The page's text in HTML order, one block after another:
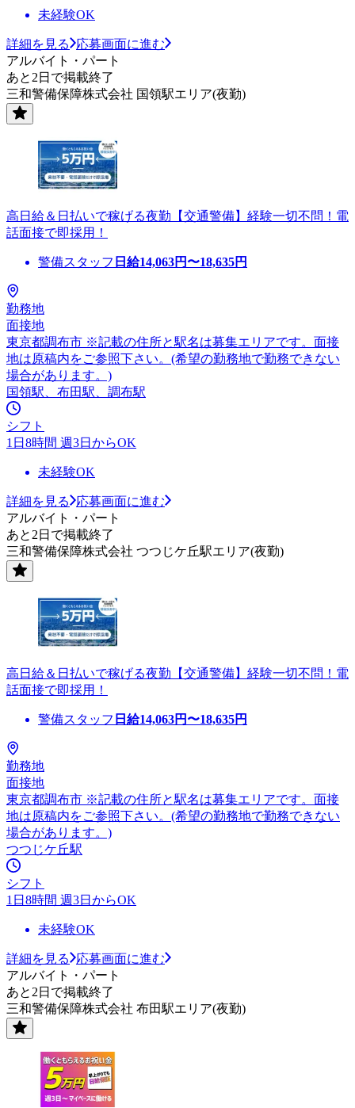
未経験OK
詳細を見る
応募画面に進む
アルバイト・パート
あと2日で掲載終了
三和警備保障株式会社 国領駅エリア(夜勤)
高日給＆日払いで稼げる夜勤【交通警備】経験一切不問！電
話面接で即採用！
警備スタッフ 日給14,063円〜18,635円
勤務地
面接地
東京都調布市 ※記載の住所と駅名は募集エリアです。面接
地は原稿内をご参照下さい。(希望の勤務地で勤務できない
場合があります。)
国領駅、布田駅、調布駅
シフト
1日8時間 週3日からOK
未経験OK
詳細を見る
応募画面に進む
アルバイト・パート
あと2日で掲載終了
三和警備保障株式会社 つつじケ丘駅エリア(夜勤)
高日給＆日払いで稼げる夜勤【交通警備】経験一切不問！電
話面接で即採用！
警備スタッフ 日給14,063円〜18,635円
勤務地
面接地
東京都調布市 ※記載の住所と駅名は募集エリアです。面接
地は原稿内をご参照下さい。(希望の勤務地で勤務できない
場合があります。)
つつじケ丘駅
シフト
1日8時間 週3日からOK
未経験OK
詳細を見る
応募画面に進む
アルバイト・パート
あと2日で掲載終了
三和警備保障株式会社 布田駅エリア(夜勤)